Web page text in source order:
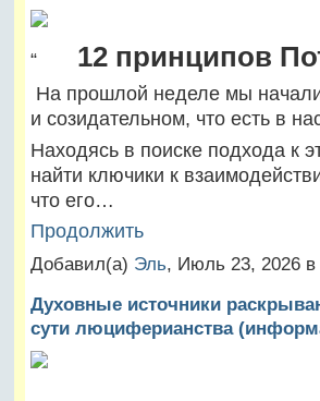
“ 12 принципов
На прошлой неделе мы
и созидательном, что есть в
Находясь в поиске подхода к
найти ключики к
что его…
Продолжить
Добавил(а) Эль, Июль 23, 2026
Духовные источники
сути люциферианства